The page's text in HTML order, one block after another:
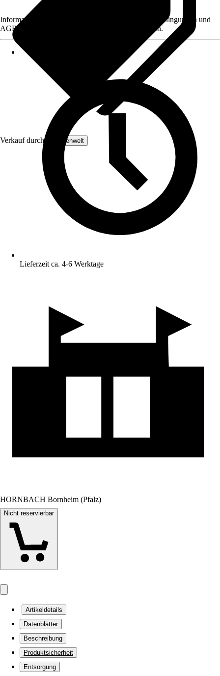
Verkauf durch: Lampenwelt
Informationen des Verkäufers, wie z. B. Rückgabebedingungen und
AGB, finden Sie bei Klick auf den Verkäufernamen.
Lieferzeit ca. 4-6 Werktage
HORNBACH Bornheim (Pfalz)
Nicht reservierbar
Artikeldetails
Datenblätter
Beschreibung
Produktsicherheit
Entsorgung